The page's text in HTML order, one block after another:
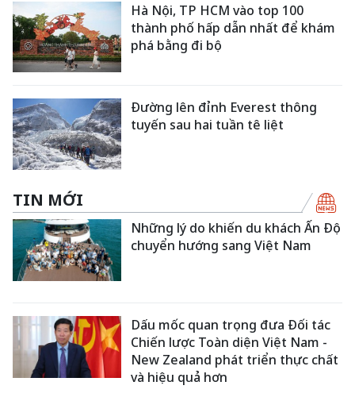
Hà Nội, TP HCM vào top 100
thành phố hấp dẫn nhất để khám
phá bằng đi bộ
Đường lên đỉnh Everest thông
tuyến sau hai tuần tê liệt
TIN MỚI
Những lý do khiến du khách Ấn Độ
chuyển hướng sang Việt Nam
Dấu mốc quan trọng đưa Đối tác
Chiến lược Toàn diện Việt Nam -
New Zealand phát triển thực chất
và hiệu quả hơn